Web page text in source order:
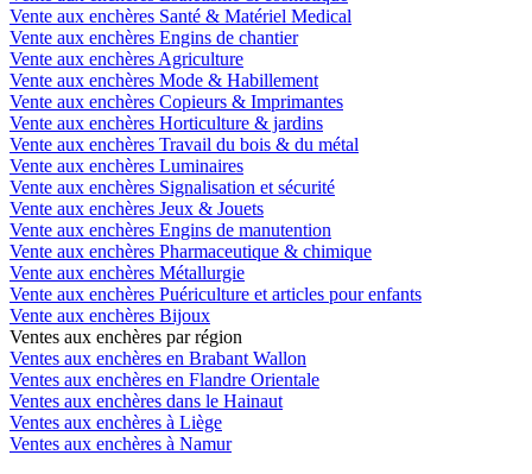
Vente aux enchères Santé & Matériel Medical
Vente aux enchères Engins de chantier
Vente aux enchères Agriculture
Vente aux enchères Mode & Habillement
Vente aux enchères Copieurs & Imprimantes
Vente aux enchères Horticulture & jardins
Vente aux enchères Travail du bois & du métal
Vente aux enchères Luminaires
Vente aux enchères Signalisation et sécurité
Vente aux enchères Jeux & Jouets
Vente aux enchères Engins de manutention
Vente aux enchères Pharmaceutique & chimique
Vente aux enchères Métallurgie
Vente aux enchères Puériculture et articles pour enfants
Vente aux enchères Bijoux
Ventes aux enchères par région
Ventes aux enchères en Brabant Wallon
Ventes aux enchères en Flandre Orientale
Ventes aux enchères dans le Hainaut
Ventes aux enchères à Liège
Ventes aux enchères à Namur